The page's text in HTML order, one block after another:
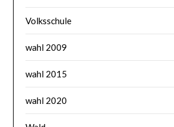
Volksschule
wahl 2009
wahl 2015
wahl 2020